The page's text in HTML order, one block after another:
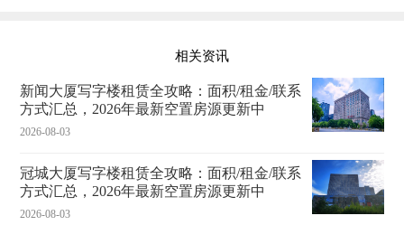
相关资讯
新闻大厦写字楼租赁全攻略：面积/租金/联系
方式汇总，2026年最新空置房源更新中
2026-08-03
冠城大厦写字楼租赁全攻略：面积/租金/联系
方式汇总，2026年最新空置房源更新中
2026-08-03